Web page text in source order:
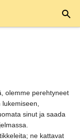
olemme perehtyneet
sinut ja saada
ne kattavat